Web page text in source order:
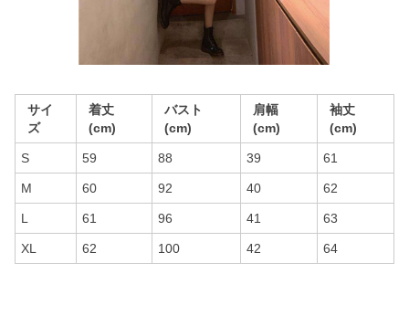
サイ
ズ
着丈
(cm)
バスト
(cm)
肩幅
(cm)
袖丈
(cm)
S 59 88 39 61
M 60 92 40 62
L 61 96 41 63
XL 62 100 42 64